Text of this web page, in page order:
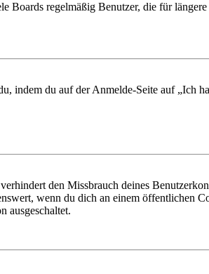
Boards regelmäßig Benutzer, die für
indem du auf der Anmelde-Seite auf „Ich
den Missbrauch deines
wenn du dich an einem öffentlichen
ausgeschaltet.